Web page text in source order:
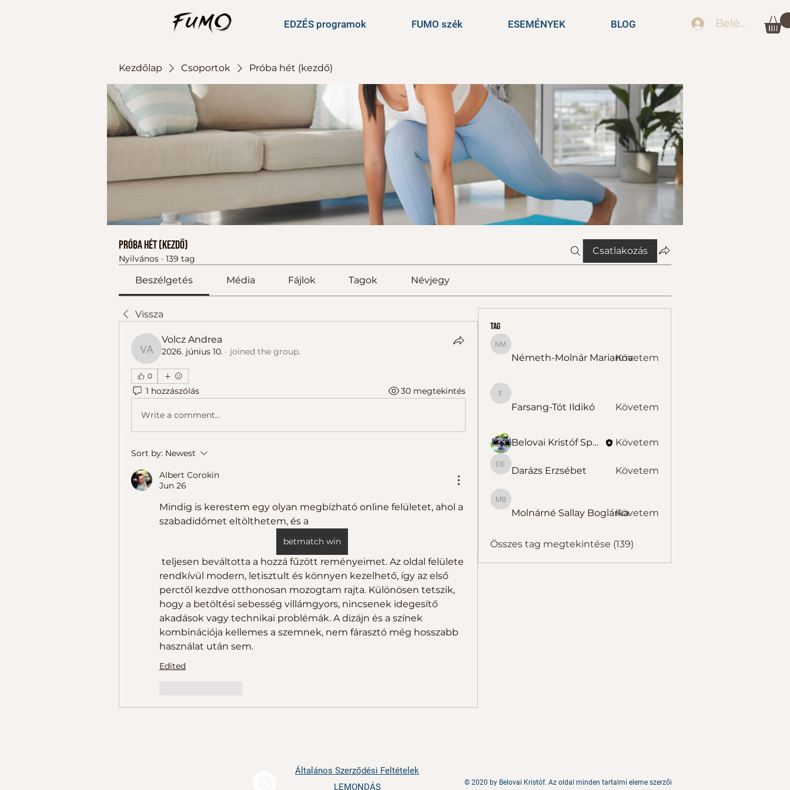
EDZÉS programok FUMO szék ESEMÉNYEK BLOG Belépés
Kezdőlap Csoportok Próba hét (kezdő)
Próba hét (kezdő)
Nyilvános · 139 tag
Csatlakozás
Beszélgetés Média Fájlok Tagok Névjegy
Vissza
Volcz Andrea
Volcz Andrea
2026. június 10. · joined the group.
0
1 hozzászólás 30 megtekintés
Write a comment...
Sort by: Newest
Albert Corokin
Jun 26
Mindig is kerestem egy olyan megbízható online felületet, ahol a
szabadidőmet eltölthetem, és a
betmatch win
teljesen beváltotta a hozzá fűzött reményeimet. Az oldal felülete
rendkívül modern, letisztult és könnyen kezelhető, így az első
perctől kezdve otthonosan mozogtam rajta. Különösen tetszik,
hogy a betöltési sebesség villámgyors, nincsenek idegesítő
akadások vagy technikai problémák. A dizájn és a színek
kombinációja kellemes a szemnek, nem fárasztó még hosszabb
használat után sem.
Edited
tag
Németh-Molnár Marianna
Németh-Molnár MariannaKövetem
Farsang-Tót Ildikó
Farsang-Tót Ildikó Követem
Belovai Kristóf Sportedző Követem
Darázs Erzsébet
Darázs Erzsébet Követem
Molnárné Sallay Boglárka
Molnárné Sallay BoglárkaKövetem
Összes tag megtekintése (139)
Általános Szerződési Feltételek
LEMONDÁS
© 2020 by Belovai Kristóf. Az oldal minden tartalmi eleme szerzői